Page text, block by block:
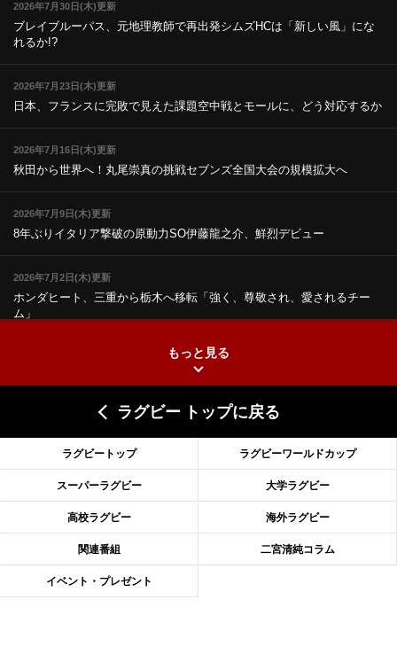
2026年7月30日(木)更新
ブレイブルーパス、元地理教師で再出発シムズHCは「新しい風」にな
れるか!?
2026年7月23日(木)更新
日本、フランスに完敗で見えた課題空中戦とモールに、どう対応するか
2026年7月16日(木)更新
秋田から世界へ！丸尾崇真の挑戦セブンズ全国大会の規模拡大へ
2026年7月9日(木)更新
8年ぶりイタリア撃破の原動力SO伊藤龍之介、鮮烈デビュー
2026年7月2日(木)更新
ホンダヒート、三重から栃木へ移転「強く、尊敬され、愛されるチー
ム」
2026年6月18日(木)更新
滑川剛人レフリー、早過ぎる引退「27年W杯の主審、遠のいた夢」
2026年6月11日(木)更新
神戸、リーグワン初優勝の道のりデイブ・レニーHCの功績と財産
2026年6月4日(木)更新
“泣き虫先生”こと山口良治氏死去「信は力なり」骨太の教育方針
もっと見る
ラグビー トップに戻る
ラグビートップ ラグビーワールドカップ
スーパーラグビー 大学ラグビー
高校ラグビー 海外ラグビー
関連番組 二宮清純コラム
イベント・プレゼント